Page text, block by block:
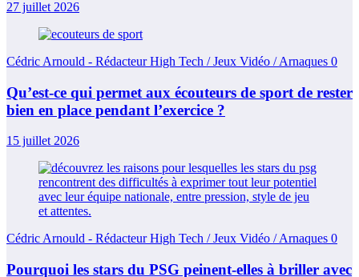
27 juillet 2026
Cédric Arnould - Rédacteur High Tech / Jeux Vidéo / Arnaques 0
Qu’est-ce qui permet aux écouteurs de sport de rester
bien en place pendant l’exercice ?
15 juillet 2026
Cédric Arnould - Rédacteur High Tech / Jeux Vidéo / Arnaques 0
Pourquoi les stars du PSG peinent-elles à briller avec